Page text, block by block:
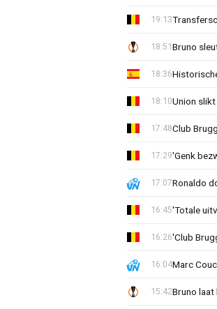
19:13
Bruno
18:51
18:36
Union
18:10
Club
17:48
'Genk
17:29
Ronaldo
17:07
'Totale
16:45
'Club
16:26
Marc
16:04
Bruno laat
15:42